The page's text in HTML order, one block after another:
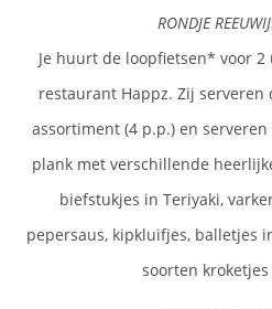
RONDJE
Je huurt de loopfietsen* voor
restaurant Happz. Zij
assortiment (4 p.p.) en serveren
plank met verschillende
biefstukjes in Teriyaki,
pepersaus, kipkluifjes, balletjes
soorten